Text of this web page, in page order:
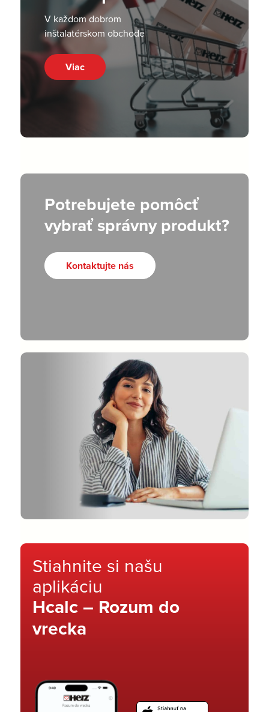
V každom dobrom
inštalatérskom obchode
Viac
Potrebujete pomôcť
vybrať správny produkt?
Kontaktujte nás
Stiahnite si našu
aplikáciu
Hcalc – Rozum do
vrecka